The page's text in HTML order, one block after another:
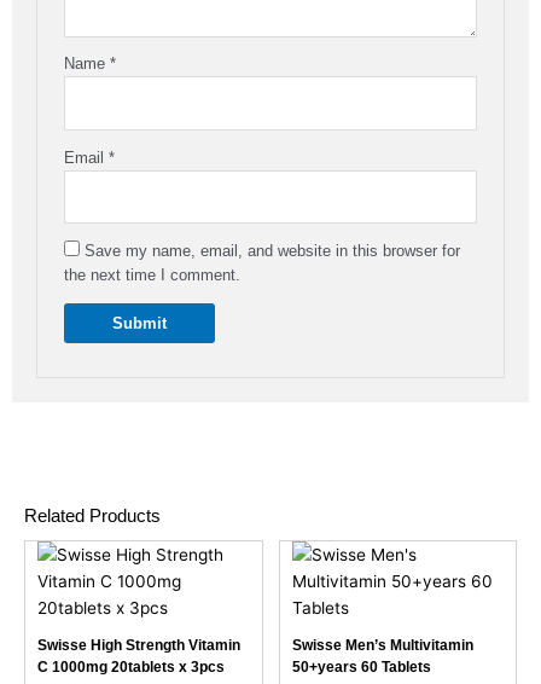
Name *
Email *
Save my name, email, and website in this browser for
the next time I comment.
Related Products
Swisse High Strength Vitamin
C 1000mg 20tablets x 3pcs
This
product
has
variants.
Swisse Men’s Multivitamin
50+years 60 Tablets
Original
price
price
is: